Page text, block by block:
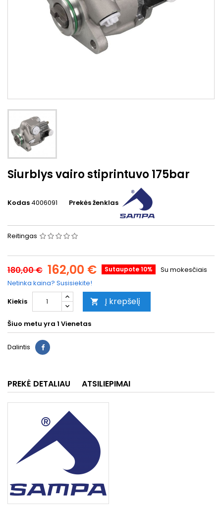
Siurblys vairo stiprintuvo 175bar
Kodas 4006091 Prekės ženklas
Reitingas
180,00 € 162,00 € Sutaupote 10%
Su mokesčiais
Netinka kaina? Susisiekite!
Kiekis
 Į krepšelį
Šiuo metu yra 1 Vienetas
Dalintis
PREKĖ DETALIAU ATSILIEPIMAI